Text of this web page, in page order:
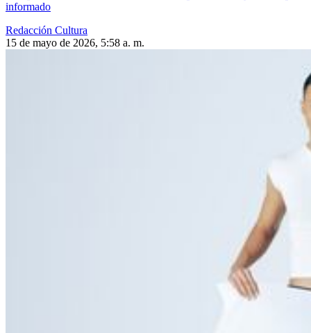
informado
Redacción Cultura
15 de mayo de 2026, 5:58 a. m.